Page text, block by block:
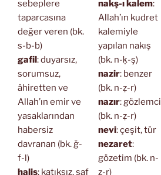
sebeplere
taparcasına
değer veren (bk.
s-b-b)
gafil: duyarsız,
sorumsuz,
âhiretten ve
Allah’ın emir ve
yasaklarından
habersiz
davranan (bk. ğ-
f-l)
halis: katıksız, saf
nakş-ı kalem:
Allah’ın kudret
kalemiyle
yapılan nakış
(bk. n-ḳ-ş)
nazir: benzer
(bk. n-ẓ-r)
nazır: gözlemci
(bk. n-ẓ-r)
nevi: çeşit, tür
nezaret:
gözetim (bk. n-
ẓ-r)